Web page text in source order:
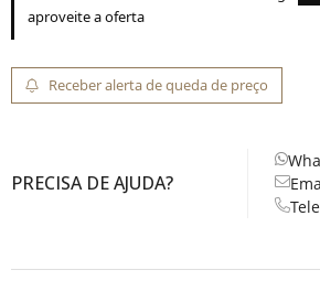
aproveite a oferta
Receber alerta de queda de preço
PRECISA DE AJUDA?